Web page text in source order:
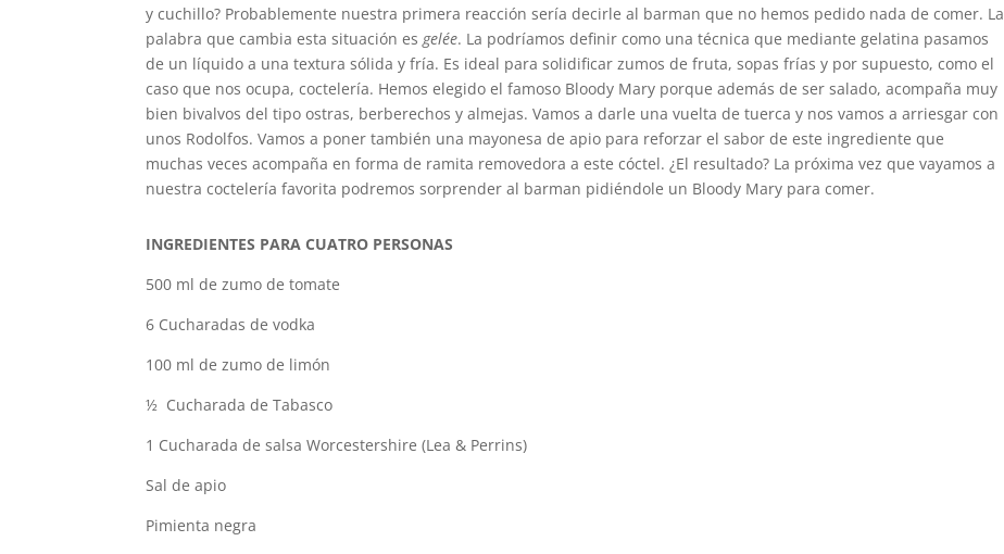
y cuchillo? Probablemente nuestra primera reacción sería decirle al barman que no hemos pedido nada de comer. La
palabra que cambia esta situación esgelée. La podríamos definir como una técnica que mediante gelatina pasamos
de un líquido a una textura sólida y fría. Es ideal para solidificar zumos de fruta, sopas frías y por supuesto, como el
caso que nos ocupa, coctelería. Hemos elegido el famoso Bloody Mary porque además de ser salado, acompaña muy
bien bivalvos del tipo ostras, berberechos y almejas. Vamos a darle una vuelta de tuerca y nos vamos a arriesgar con
unos Rodolfos. Vamos a poner también una mayonesa de apio para reforzar el sabor de este ingrediente que
muchas veces acompaña en forma de ramita removedora a este cóctel. ¿El resultado? La próxima vez que vayamos a
nuestra coctelería favorita podremos sorprender al barman pidiéndole un Bloody Mary para comer.
INGREDIENTES PARA CUATRO PERSONAS
500 ml de zumo de tomate
6 Cucharadas de vodka
100 ml de zumo de limón
½ Cucharada de Tabasco
1 Cucharada de salsa Worcestershire (Lea & Perrins)
Sal de apio
Pimienta negra